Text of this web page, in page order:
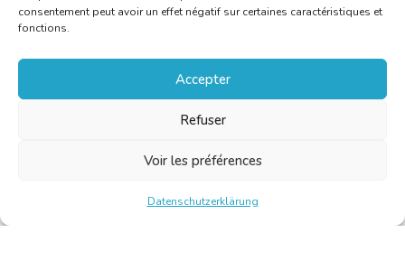
consentement peut avoir un effet négatif sur certaines caractéristiques et
fonctions.
Accepter
Refuser
Voir les préférences
Datenschutzerklärung